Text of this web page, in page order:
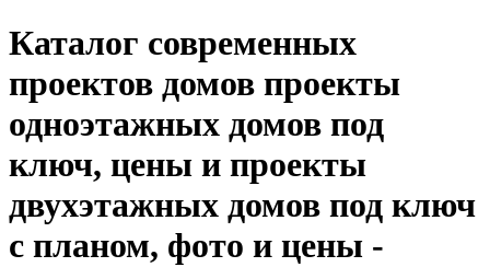
Каталог современных
проектов домов проекты
одноэтажных домов под
ключ, цены и проекты
двухэтажных домов под ключ
с планом, фото и цены -